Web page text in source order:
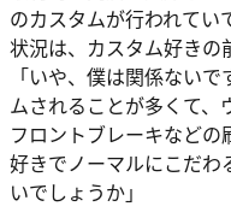
のカスタムが行われてい
状況は、カスタム好きの
「いや、僕は関係ない
ムされることが多くて
フロントブレーキなど
好きでノーマルにこだわ
いでしょうか」